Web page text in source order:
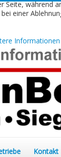
Kontakt
einer
Informationen